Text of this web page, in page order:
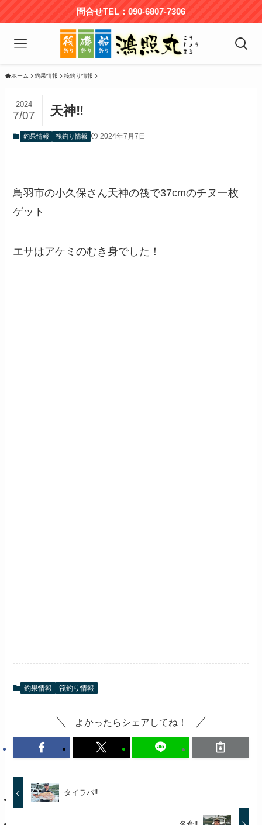
問合せTEL：090-6807-7306
ホーム 釣果情報 筏釣り情報
天神‼️
2024
7/07
釣果情報 筏釣り情報 2024年7月7日
鳥羽市の小久保さん天神の筏で37cmのチヌ一枚
ゲット
エサはアケミのむき身でした！
釣果情報 筏釣り情報
よかったらシェアしてね！
タイラバ‼️